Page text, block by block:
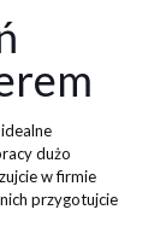
dużo
w firmie
przygotujcie